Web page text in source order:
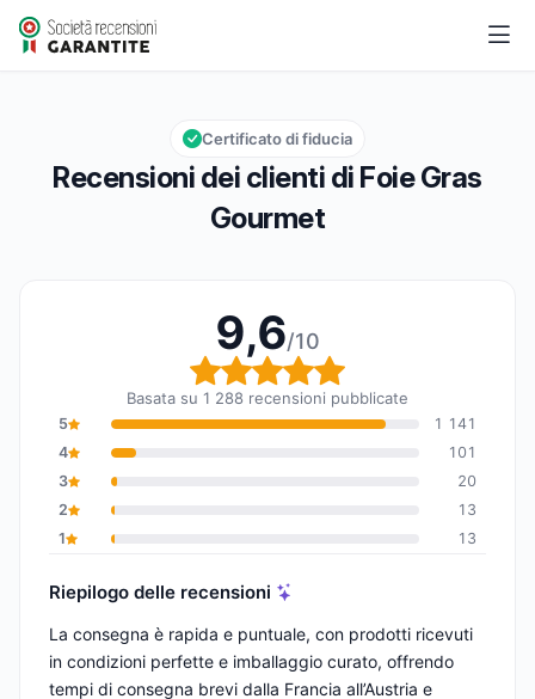
Foie Gras Gourmet
Valutazione globale: 9,6 su 10
9,6/10
Recensioni dei clienti di Foie Gras
Gourmet
Certificato di fiducia
9,6/10
Valutazione globale:
Basata su 1 288 recensioni pubblicate
5
1 141
4
101
3
20
2
13
1
13
Riepilogo delle recensioni
La consegna è rapida e puntuale, con prodotti ricevuti
in condizioni perfette e imballaggio curato, offrendo
tempi di consegna brevi dalla Francia all’Austria e